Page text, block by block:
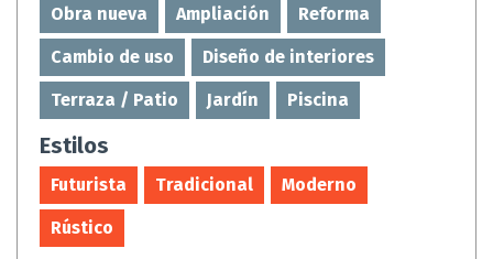
Obra nueva Ampliación Reforma
Cambio de uso Diseño de interiores
Terraza / Patio Jardín Piscina
Estilos
Futurista Tradicional Moderno
Rústico